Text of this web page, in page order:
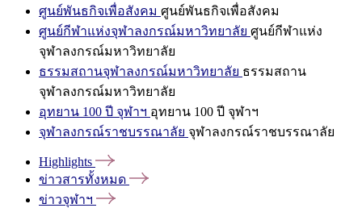
ศูนย์พันธกิจเพื่อสังคม ศูนย์พันธกิจเพื่อสังคม
ศูนย์กีฬาแห่งจุฬาลงกรณ์มหาวิทยาลัย ศูนย์กีฬาแห่ง
จุฬาลงกรณ์มหาวิทยาลัย
ธรรมสถานจุฬาลงกรณ์มหาวิทยาลัย ธรรมสถาน
จุฬาลงกรณ์มหาวิทยาลัย
อุทยาน 100 ปี จุฬาฯ อุทยาน 100 ปี จุฬาฯ
จุฬาลงกรณ์ราชบรรณาลัย จุฬาลงกรณ์ราชบรรณาลัย
Highlights
ข่าวสารทั้งหมด
ข่าวจุฬาฯ